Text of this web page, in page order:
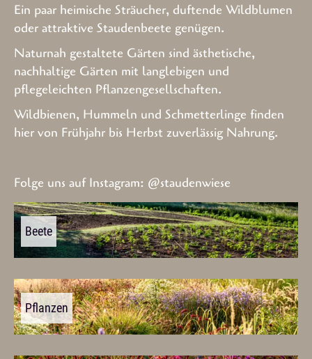
Ein paar heimische Sträucher, duftende Wildblumen
oder attraktive Staudenbeete genügen.
Naturnah gestaltete Gärten sind ästhetische,
nachhaltige Gärten mit langlebigen und
pflegeleichten Pflanzengesellschaften.
Wildbienen, Hummeln und Schmetterlinge finden
hier von Frühjahr bis Herbst zuverlässig Nahrung.
Folge uns auf Instagram: @staudenwiese
Beete
Pflanzen